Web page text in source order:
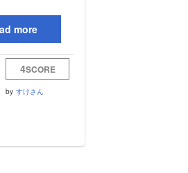
more
4SCORE
by すけさん